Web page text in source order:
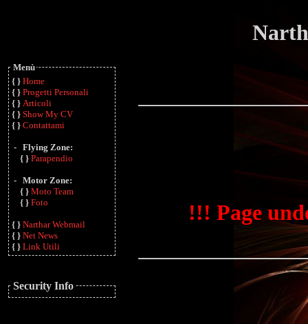
Menù
{ } Home
{ } Progetti Personali
{ } Articoli
{ } Show My CV
{ } Contattami
- Flying Zone:
{ } Parapendio
- Motor Zone:
{ } Moto Team
{ } Foto
{ } Narthar Webmail
{ } Net News
{ } Link Utili
Security Info
!!! Page